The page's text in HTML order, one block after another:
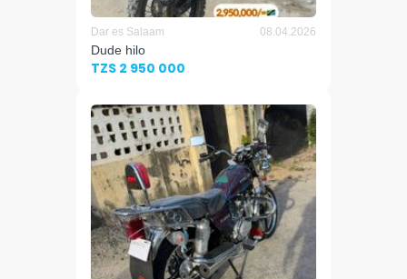
Dar es Salaam 08.04.2026
Dude hilo
TZS 2 950 000